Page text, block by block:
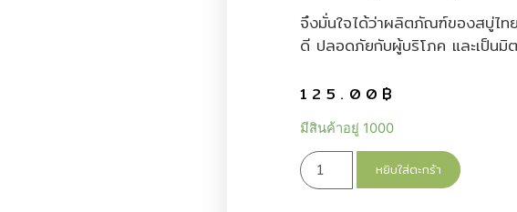
จึงมั่นใจได้ว่าผลิตภัณฑ์ของสบู่ไ
ดี ปลอดภัยกับผู้บริโภค และเป็นมิ
125.00 ฿
มีสินค้าอยู่ 1000
หยิบใส่ตะกร้า